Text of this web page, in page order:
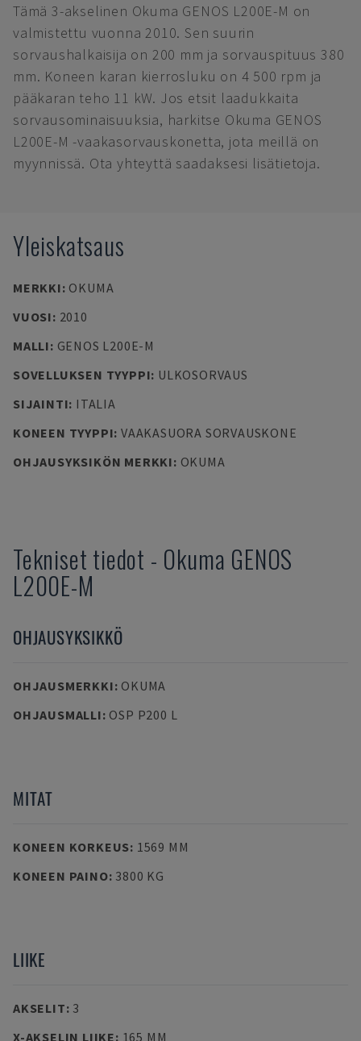
Tämä 3-akselinen Okuma GENOS L200E-M on
valmistettu vuonna 2010. Sen suurin
sorvaushalkaisija on 200 mm ja sorvauspituus 380
mm. Koneen karan kierrosluku on 4 500 rpm ja
pääkaran teho 11 kW. Jos etsit laadukkaita
sorvausominaisuuksia, harkitse Okuma GENOS
L200E-M -vaakasorvauskonetta, jota meillä on
myynnissä. Ota yhteyttä saadaksesi lisätietoja.
Yleiskatsaus
MERKKI: OKUMA
VUOSI: 2010
MALLI: GENOS L200E-M
SOVELLUKSEN TYYPPI: ULKOSORVAUS
SIJAINTI: ITALIA
KONEEN TYYPPI: VAAKASUORA SORVAUSKONE
OHJAUSYKSIKÖN MERKKI: OKUMA
Tekniset tiedot - Okuma GENOS
L200E-M
OHJAUSYKSIKKÖ
OHJAUSMERKKI: OKUMA
OHJAUSMALLI: OSP P200 L
MITAT
KONEEN KORKEUS: 1569 MM
KONEEN PAINO: 3800 KG
LIIKE
AKSELIT: 3
X-AKSELIN LIIKE: 165 MM